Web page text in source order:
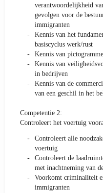
verantwoordelijkheid
gevolgen voor de
immigranten
Kennis van het
basiscyclus werk/rust
Kennis van
Kennis van
in bedrijven
Kennis van de
van een geschil in het
Competentie 2:
Controleert het voertuig
Controleert alle
voertuig
Controleert de
met inachtneming van
Voorkomt criminaliteit
immigranten